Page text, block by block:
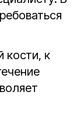
кости, к